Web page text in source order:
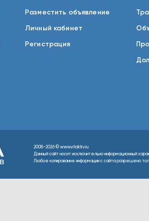
Разместить объявление
Личный кабинет
Регистрация
2008-2026 © www.vitaktiv.ru
Данный сайт носит исключительно информационный
Любое копирование информации с сайта разрешено